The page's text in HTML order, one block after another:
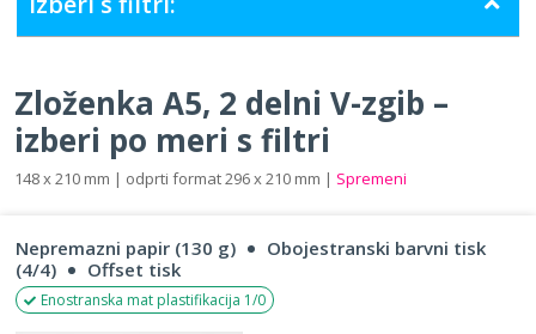
Zloženka A5, 2 delni V-zgib –
izberi po meri s filtri
148 x 210 mm | odprti format 296 x 210 mm | Spremeni
Nepremazni papir (130 g)
Obojestranski barvni tisk
(4/4)
Offset tisk
Enostranska mat plastifikacija 1/0